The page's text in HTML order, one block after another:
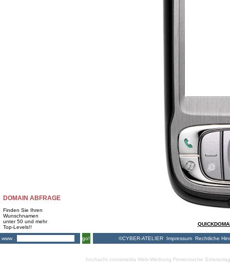
DOMAIN ABFRAGE
Finden Sie Ihren
Wunschnamen
unter 50 und mehr
Top-Levels!!
www .
go! ©CYBER-ATELIER Impressum Rechtliche
hochacht crossmedia Web-Werbung Firmensuche